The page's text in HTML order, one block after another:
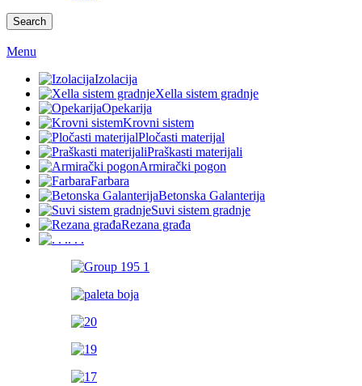
Search
Menu
Izolacija
Xella sistem gradnje
Opekarija
Krovni sistem
Pločasti materijal
Praškasti materijali
Armirački pogon
Farbara
Betonska Galanterija
Suvi sistem gradnje
Rezana građa
. . .